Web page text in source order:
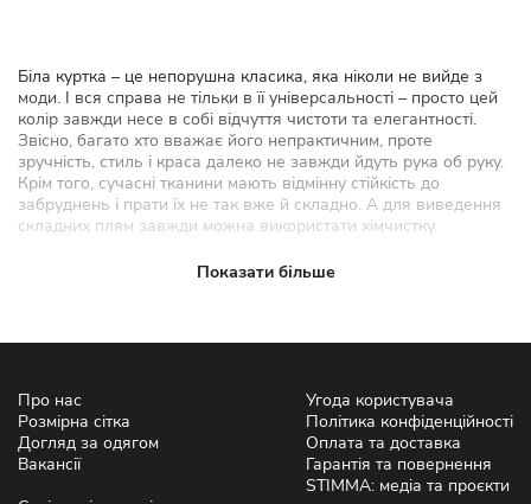
Біла куртка – це непорушна класика, яка ніколи не вийде з
моди. І вся справа не тільки в її універсальності – просто цей
колір завжди несе в собі відчуття чистоти та елегантності.
Звісно, багато хто вважає його непрактичним, проте
зручність, стиль і краса далеко не завжди йдуть рука об руку.
Крім того, сучасні тканини мають відмінну стійкість до
забруднень і прати їх не так вже й складно. А для виведення
складних плям завжди можна використати хімчистку.
Купити жіночу білу куртку можна на сайті онлайн-магазину
Білі жіночі куртки: дизайн і стиль
Біла жіноча весняна куртка - це універсальне доповнення до
будь-якого образу. Зокрема, вона чудово контрастує з одягом
Показати більше
Про нас
Розмірна сітка
Догляд за одягом
Вакансії
Угода користувача
Політика конфіденційності
Оплата та доставка
Гарантія та повернення
STIMMA: медіа та проєкти